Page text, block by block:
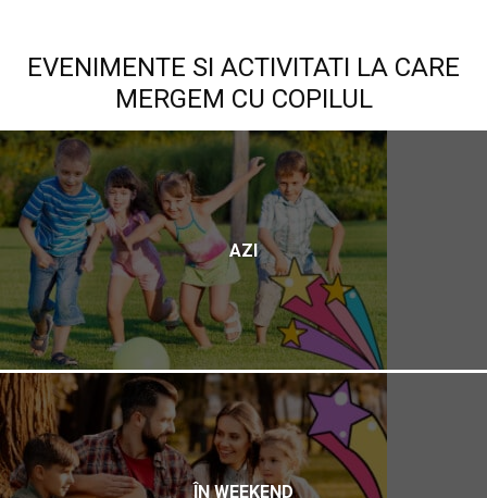
EVENIMENTE SI ACTIVITATI LA CARE
MERGEM CU COPILUL
AZI
ÎN WEEKEND